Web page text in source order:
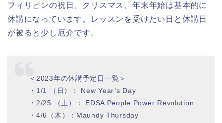
フィリピンの祝日、クリスマス、年末年始は基本的に
休講になっています。レッスンを受けたい日と休講日
が被ると少し厄介です。
＜2023年の休講予定日一覧＞
・1/1 （日）： New Year’s Day
・2/25 （土）： EDSA People Power Revolution
・4/6（木）：Maundy Thursday